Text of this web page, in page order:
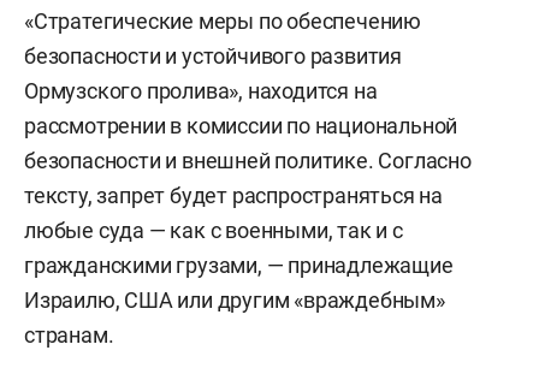
«Стратегические меры по обеспечению
безопасности и устойчивого развития
Ормузского пролива», находится на
рассмотрении в комиссии по национальной
безопасности и внешней политике. Согласно
тексту, запрет будет распространяться на
любые суда — как с военными, так и с
гражданскими грузами, — принадлежащие
Израилю, США или другим «враждебным»
странам.